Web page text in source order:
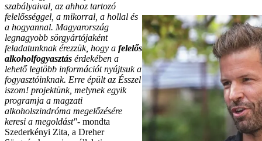
szabályaival, az ahhoz tartozó
felelősséggel, a mikorral, a hollal és
a hogyannal. Magyarország
legnagyobb sörgyártójaként
feladatunknak érezzük, hogy a felelős
alkoholfogyasztás érdekében a
lehető legtöbb információt nyújtsuk a
fogyasztóinknak. Erre épült az Ésszel
iszom! projektünk, melynek egyik
programja a magzati
alkoholszindróma megelőzésére
keresi a megoldást"- mondta
Szederkényi Zita, a Dreher